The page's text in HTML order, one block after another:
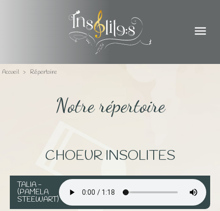
menu
Accueil > Répertoire
Notre répertoire
CHOEUR INSOLITES
TALIA -
(PAMELA
STEEWART)